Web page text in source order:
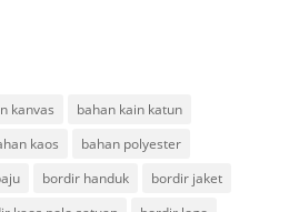
kanvas
bahan kain katun
kaos
bahan polyester
bordir handuk
bordir jaket